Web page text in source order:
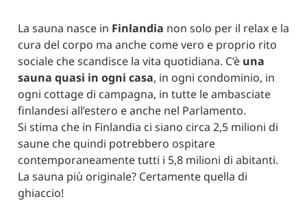
La sauna nasce in Finlandia non solo per il relax e la
cura del corpo ma anche come vero e proprio rito
sociale che scandisce la vita quotidiana. C’è una
sauna quasi in ogni casa, in ogni condominio, in
ogni cottage di campagna, in tutte le ambasciate
finlandesi all’estero e anche nel Parlamento.
Si stima che in Finlandia ci siano circa 2,5 milioni di
saune che quindi potrebbero ospitare
contemporaneamente tutti i 5,8 milioni di abitanti.
La sauna più originale? Certamente quella di
ghiaccio!